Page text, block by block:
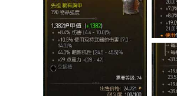
还是得实测一下这事。 然后我
下，直接说结论， 衣服和项链
缀，这两条词缀完全就是辣鸡
装备上面。 下面是实测内容：